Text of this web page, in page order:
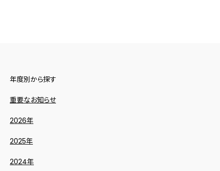
年度別から探す
重要なお知らせ
2026年
2025年
2024年